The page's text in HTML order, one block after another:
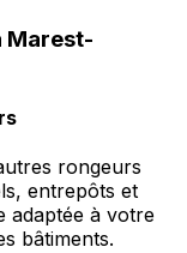
Marest-
rongeurs
entrepôts et
adaptée à votre
bâtiments.